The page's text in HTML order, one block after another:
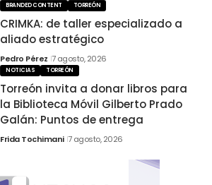
BRANDED CONTENT TORREÓN
CRIMKA: de taller especializado a
aliado estratégico
Pedro Pérez 7 agosto, 2026
NOTICIAS TORREÓN
Torreón invita a donar libros para
la Biblioteca Móvil Gilberto Prado
Galán: Puntos de entrega
Frida Tochimani 7 agosto, 2026